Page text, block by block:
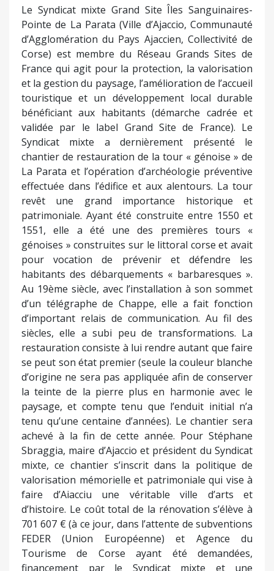
revêt une grand importance historique et
patrimoniale. Ayant été construite entre 1550 et
1551, elle a été une des premières tours «
génoises » construites sur le littoral corse et avait
pour vocation de prévenir et défendre les
habitants des débarquements « barbaresques ».
Au 19ème siècle, avec l’installation à son sommet
d’un télégraphe de Chappe, elle a fait fonction
d’important relais de communication. Au fil des
siècles, elle a subi peu de transformations. La
restauration consiste à lui rendre autant que faire
se peut son état premier (seule la couleur blanche
d’origine ne sera pas appliquée afin de conserver
la teinte de la pierre plus en harmonie avec le
paysage, et compte tenu que l’enduit initial n’a
tenu qu’une centaine d’années). Le chantier sera
achevé à la fin de cette année. Pour Stéphane
Sbraggia, maire d’Ajaccio et président du Syndicat
mixte, ce chantier s’inscrit dans la politique de
valorisation mémorielle et patrimoniale qui vise à
faire d’Aiacciu une véritable ville d’arts et
d’histoire. Le coût total de la rénovation s’élève à
701 607 € (à ce jour, dans l’attente de subventions
FEDER (Union Européenne) et Agence du
Tourisme de Corse ayant été demandées,
financement par le Syndicat mixte et une
participation de 49 000 € de la Fondation du
Patrimoine). Plus d’infos :
https://www.grandsitesanguinaires-parata.com/
ethttps://grandsitedefrance.com/
Photo 01 : Ville d’Ajaccio / Cità d’Aiacciu
Ghjurnate Internaziunale : rendez-vous est
pris
Depuis 1981, les nationalistes s’inscrivant